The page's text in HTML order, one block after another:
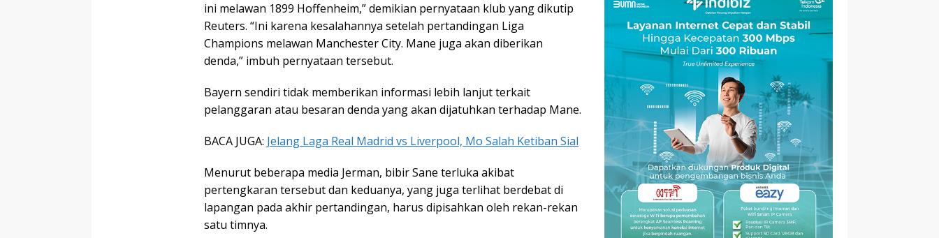
ini melawan 1899 Hoffenheim,” demikian pernyataan klub yang dikutip
Reuters. “Ini karena kesalahannya setelah pertandingan Liga
Champions melawan Manchester City. Mane juga akan diberikan
denda,” imbuh pernyataan tersebut.
Bayern sendiri tidak memberikan informasi lebih lanjut terkait
pelanggaran atau besaran denda yang akan dijatuhkan terhadap Mane.
BACA JUGA: Jelang Laga Real Madrid vs Liverpool, Mo Salah Ketiban Sial
Menurut beberapa media Jerman, bibir Sane terluka akibat
pertengkaran tersebut dan keduanya, yang juga terlihat berdebat di
lapangan pada akhir pertandingan, harus dipisahkan oleh rekan-rekan
satu timnya.